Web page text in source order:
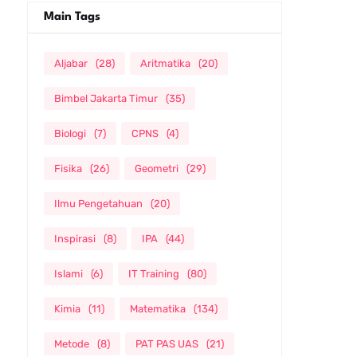
Main Tags
Aljabar (28) Aritmatika (20)
Bimbel Jakarta Timur (35)
Biologi (7) CPNS (4)
Fisika (26) Geometri (29)
Ilmu Pengetahuan (20)
Inspirasi (8) IPA (44)
Islami (6) IT Training (80)
Kimia (11) Matematika (134)
Metode (8) PAT PAS UAS (21)